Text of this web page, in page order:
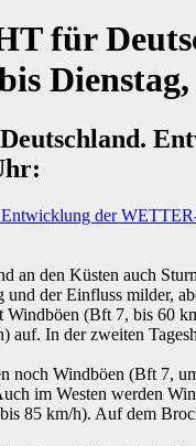
für
an den Küsten auch
der Einfluss milder,
(Bft 7, bis 60
auf. In der zweiten
noch Windböen (Bft 7,
im Westen werden
85 km/h). Auf dem